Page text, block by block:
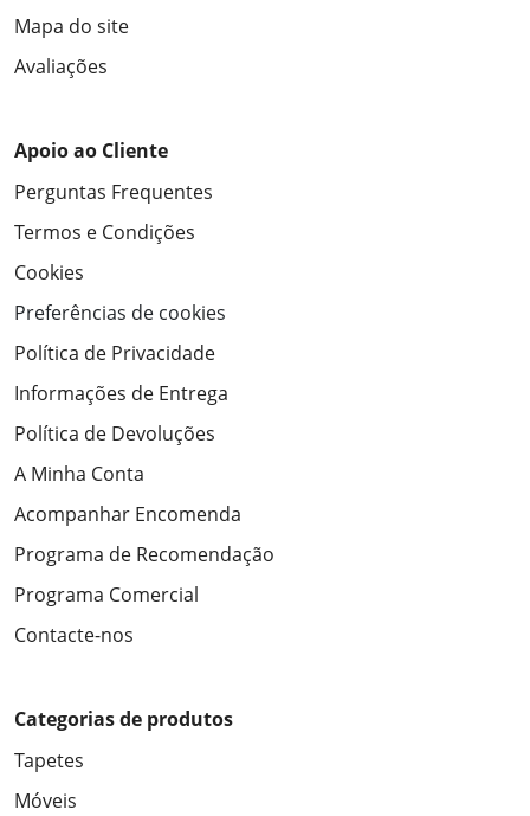
Mapa do site
Avaliações
Apoio ao Cliente
Perguntas Frequentes
Termos e Condições
Cookies
Preferências de cookies
Política de Privacidade
Informações de Entrega
Política de Devoluções
A Minha Conta
Acompanhar Encomenda
Programa de Recomendação
Programa Comercial
Contacte-nos
Categorias de produtos
Tapetes
Móveis